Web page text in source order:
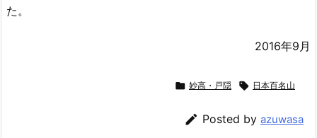
た。
2016年9月
 妙高・戸隠  日本百名山
 Posted by azuwasa